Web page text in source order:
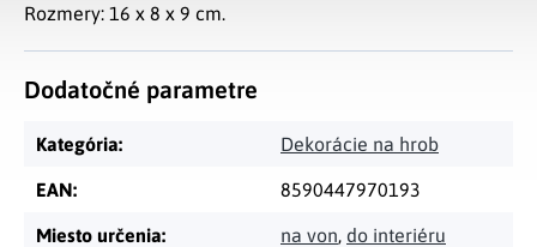
Rozmery: 16 x 8 x 9 cm.
Dodatočné parametre
Kategória: Dekorácie na hrob
EAN: 8590447970193
Miesto určenia: na von, do interiéru